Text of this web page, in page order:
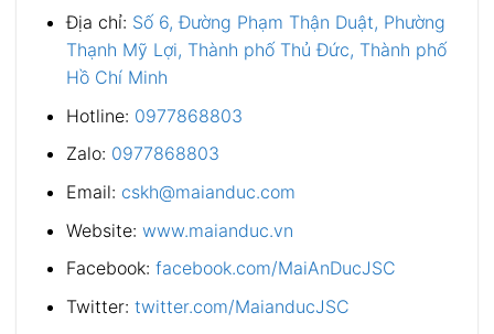
Địa chỉ: Số 6, Đường Phạm Thận Duật, Phường
Thạnh Mỹ Lợi, Thành phố Thủ Đức, Thành phố
Hồ Chí Minh
Hotline: 0977868803
Zalo: 0977868803
Email: cskh@maianduc.com
Website: www.maianduc.vn
Facebook: facebook.com/MaiAnDucJSC
Twitter: twitter.com/MaianducJSC